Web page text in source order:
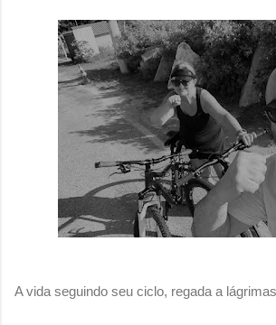
A vida seguindo seu ciclo, regada a